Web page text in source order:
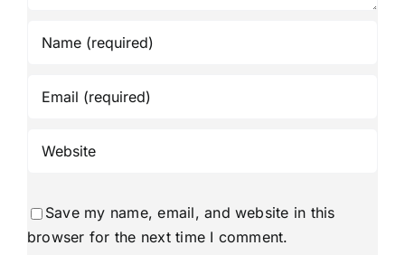
Save my name, email, and website in this
browser for the next time I comment.